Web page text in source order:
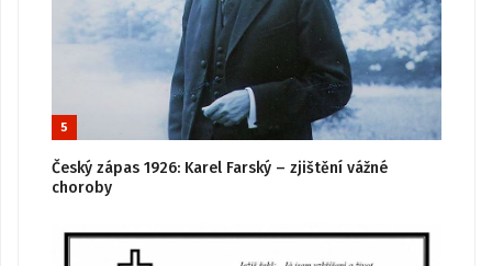
5
Český zápas 1926: Karel Farský – zjištění vážné
choroby